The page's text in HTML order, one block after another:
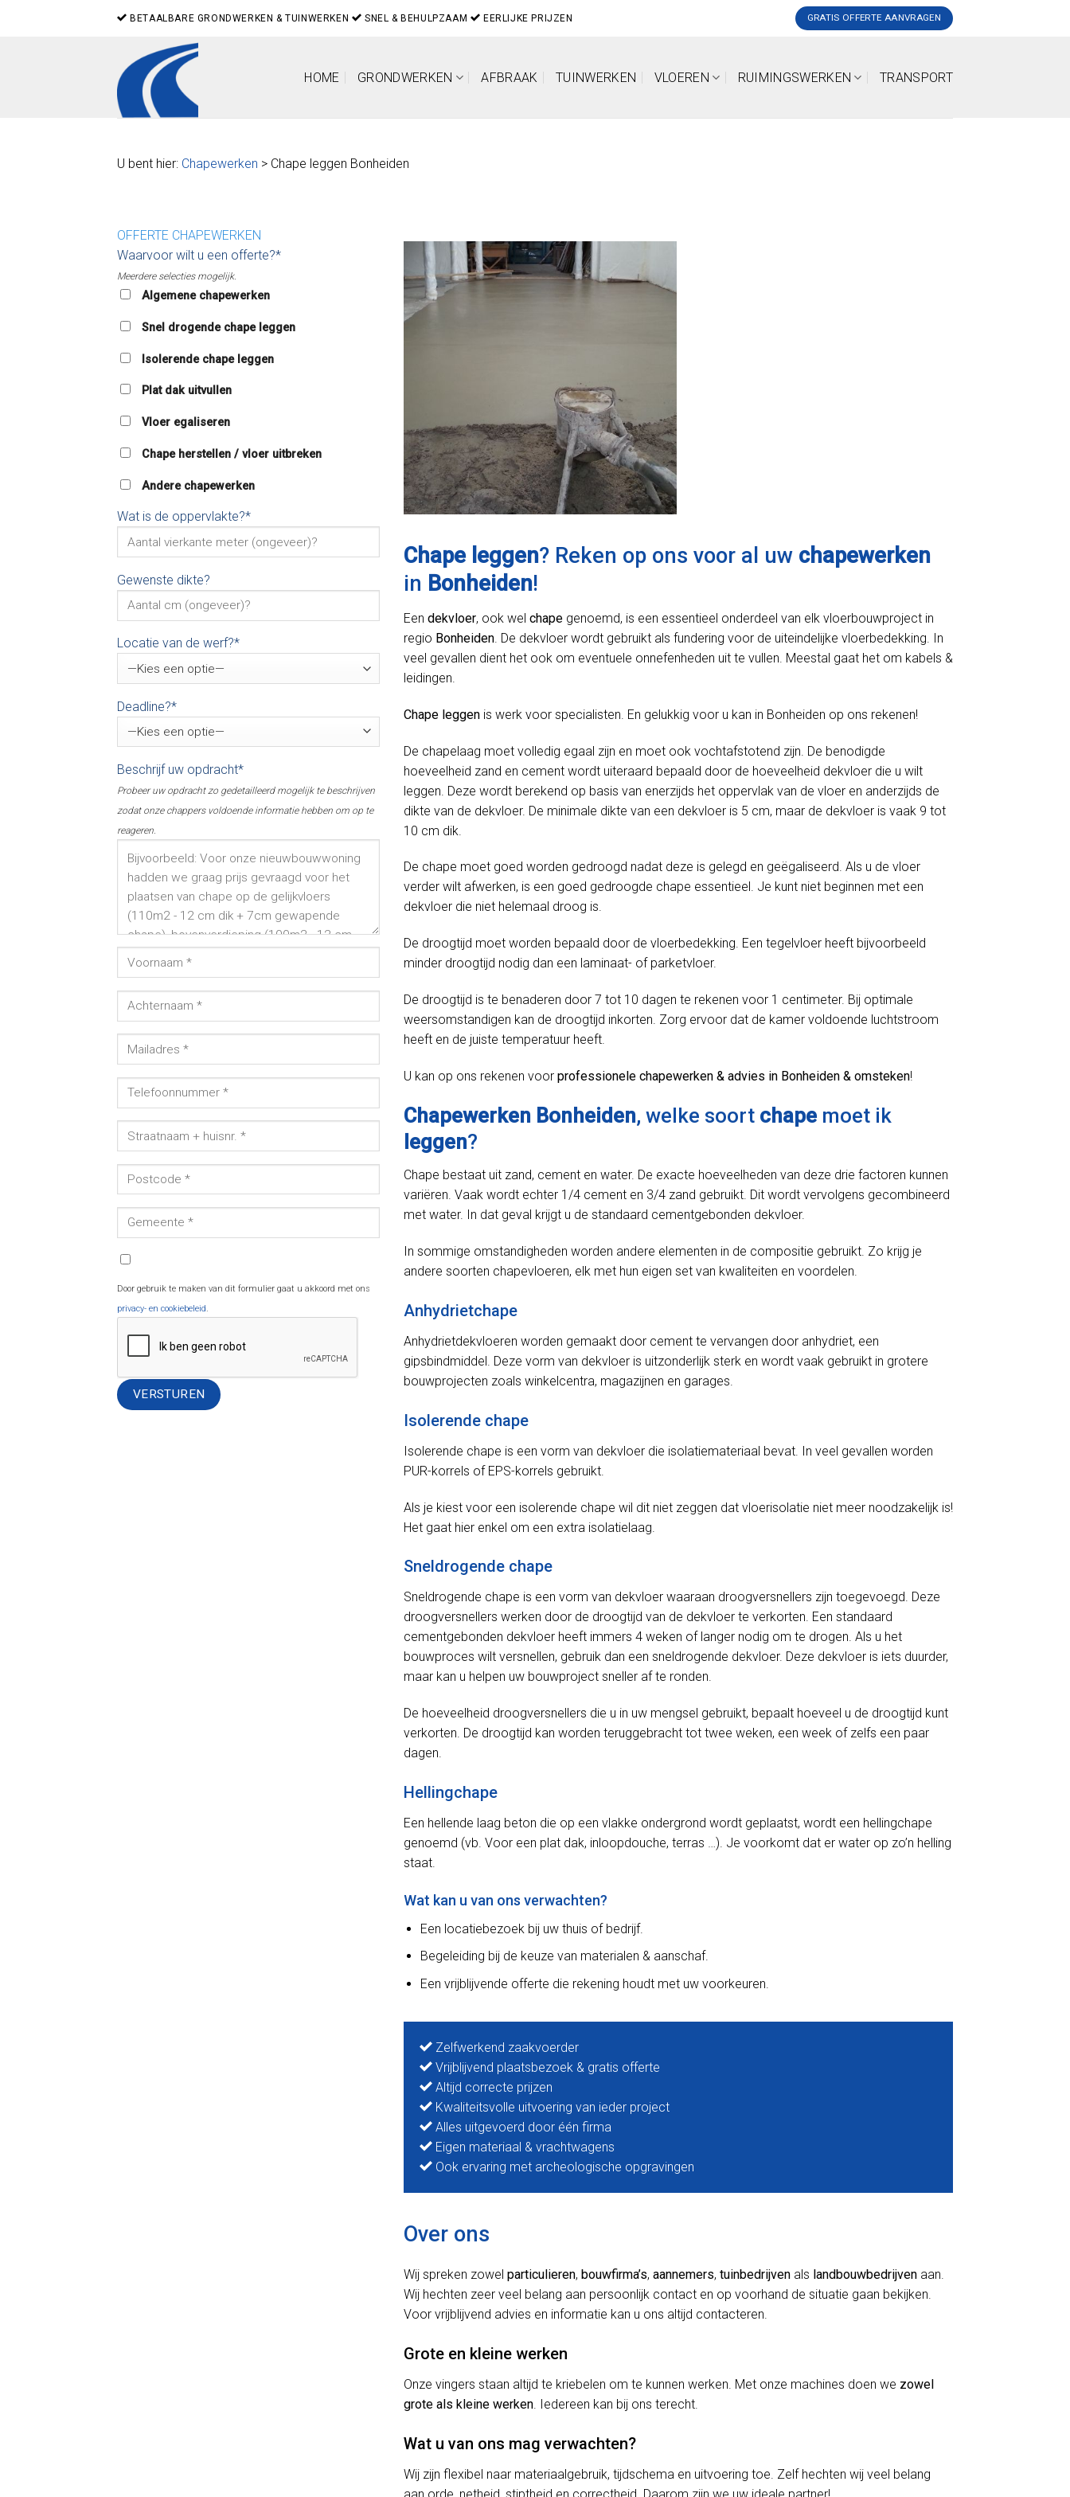
BETAALBARE GRONDWERKEN & TUINWERKEN SNEL & BEHULPZAAM EERLIJKE PRIJZEN GRATIS OFFERTE AANVRAGEN
HOME GRONDWERKEN AFBRAAK TUINWERKEN VLOEREN RUIMINGSWERKEN TRANSPORT
U bent hier: Chapewerken > Chape leggen Bonheiden
OFFERTE CHAPEWERKEN
Waarvoor wilt u een offerte?*
Meerdere selecties mogelijk.
Algemene chapewerken
Snel drogende chape leggen
Isolerende chape leggen
Plat dak uitvullen
Vloer egaliseren
Chape herstellen / vloer uitbreken
Andere chapewerken
Wat is de oppervlakte?*
Gewenste dikte?
Locatie van de werf?*
Deadline?*
Beschrijf uw opdracht*
Probeer uw opdracht zo gedetailleerd mogelijk te beschrijven
zodat onze chappers voldoende informatie hebben om op te
reageren.
Door gebruik te maken van dit formulier gaat u akkoord met ons
privacy- en cookiebeleid.
Chape leggen? Reken op ons voor al uw chapewerken
in Bonheiden!
Een dekvloer, ook wel chape genoemd, is een essentieel onderdeel van elk vloerbouwproject in
regio Bonheiden. De dekvloer wordt gebruikt als fundering voor de uiteindelijke vloerbedekking. In
veel gevallen dient het ook om eventuele onnefenheden uit te vullen. Meestal gaat het om kabels &
leidingen.
Chape leggen is werk voor specialisten. En gelukkig voor u kan in Bonheiden op ons rekenen!
De chapelaag moet volledig egaal zijn en moet ook vochtafstotend zijn. De benodigde
hoeveelheid zand en cement wordt uiteraard bepaald door de hoeveelheid dekvloer die u wilt
leggen. Deze wordt berekend op basis van enerzijds het oppervlak van de vloer en anderzijds de
dikte van de dekvloer. De minimale dikte van een dekvloer is 5 cm, maar de dekvloer is vaak 9 tot
10 cm dik.
De chape moet goed worden gedroogd nadat deze is gelegd en geëgaliseerd. Als u de vloer
verder wilt afwerken, is een goed gedroogde chape essentieel. Je kunt niet beginnen met een
dekvloer die niet helemaal droog is.
De droogtijd moet worden bepaald door de vloerbedekking. Een tegelvloer heeft bijvoorbeeld
minder droogtijd nodig dan een laminaat- of parketvloer.
De droogtijd is te benaderen door 7 tot 10 dagen te rekenen voor 1 centimeter. Bij optimale
weersomstandigen kan de droogtijd inkorten. Zorg ervoor dat de kamer voldoende luchtstroom
heeft en de juiste temperatuur heeft.
U kan op ons rekenen voor professionele chapewerken & advies in Bonheiden & omsteken!
Chapewerken Bonheiden, welke soort chape moet ik
leggen?
Chape bestaat uit zand, cement en water. De exacte hoeveelheden van deze drie factoren kunnen
variëren. Vaak wordt echter 1/4 cement en 3/4 zand gebruikt. Dit wordt vervolgens gecombineerd
met water. In dat geval krijgt u de standaard cementgebonden dekvloer.
In sommige omstandigheden worden andere elementen in de compositie gebruikt. Zo krijg je
andere soorten chapevloeren, elk met hun eigen set van kwaliteiten en voordelen.
Anhydrietchape
Anhydrietdekvloeren worden gemaakt door cement te vervangen door anhydriet, een
gipsbindmiddel. Deze vorm van dekvloer is uitzonderlijk sterk en wordt vaak gebruikt in grotere
bouwprojecten zoals winkelcentra, magazijnen en garages.
Isolerende chape
Isolerende chape is een vorm van dekvloer die isolatiemateriaal bevat. In veel gevallen worden
PUR-korrels of EPS-korrels gebruikt.
Als je kiest voor een isolerende chape wil dit niet zeggen dat vloerisolatie niet meer noodzakelijk is!
Het gaat hier enkel om een extra isolatielaag.
Sneldrogende chape
Sneldrogende chape is een vorm van dekvloer waaraan droogversnellers zijn toegevoegd. Deze
droogversnellers werken door de droogtijd van de dekvloer te verkorten. Een standaard
cementgebonden dekvloer heeft immers 4 weken of langer nodig om te drogen. Als u het
bouwproces wilt versnellen, gebruik dan een sneldrogende dekvloer. Deze dekvloer is iets duurder,
maar kan u helpen uw bouwproject sneller af te ronden.
De hoeveelheid droogversnellers die u in uw mengsel gebruikt, bepaalt hoeveel u de droogtijd kunt
verkorten. De droogtijd kan worden teruggebracht tot twee weken, een week of zelfs een paar
dagen.
Hellingchape
Een hellende laag beton die op een vlakke ondergrond wordt geplaatst, wordt een hellingchape
genoemd (vb. Voor een plat dak, inloopdouche, terras …). Je voorkomt dat er water op zo’n helling
staat.
Wat kan u van ons verwachten?
Een locatiebezoek bij uw thuis of bedrijf.
Begeleiding bij de keuze van materialen & aanschaf.
Een vrijblijvende offerte die rekening houdt met uw voorkeuren.
Zelfwerkend zaakvoerder
Vrijblijvend plaatsbezoek & gratis offerte
Altijd correcte prijzen
Kwaliteitsvolle uitvoering van ieder project
Alles uitgevoerd door één firma
Eigen materiaal & vrachtwagens
Ook ervaring met archeologische opgravingen
Over ons
Wij spreken zowel particulieren, bouwfirma’s, aannemers, tuinbedrijven als landbouwbedrijven aan.
Wij hechten zeer veel belang aan persoonlijk contact en op voorhand de situatie gaan bekijken.
Voor vrijblijvend advies en informatie kan u ons altijd contacteren.
Grote en kleine werken
Onze vingers staan altijd te kriebelen om te kunnen werken. Met onze machines doen we zowel
grote als kleine werken. Iedereen kan bij ons terecht.
Wat u van ons mag verwachten?
Wij zijn flexibel naar materiaalgebruik, tijdschema en uitvoering toe. Zelf hechten wij veel belang
aan orde, netheid, stiptheid en correctheid. Daarom zijn we uw ideale partner!